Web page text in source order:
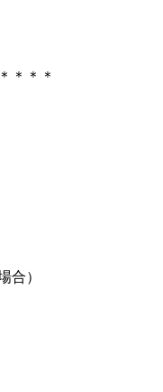
＊＊＊
合）